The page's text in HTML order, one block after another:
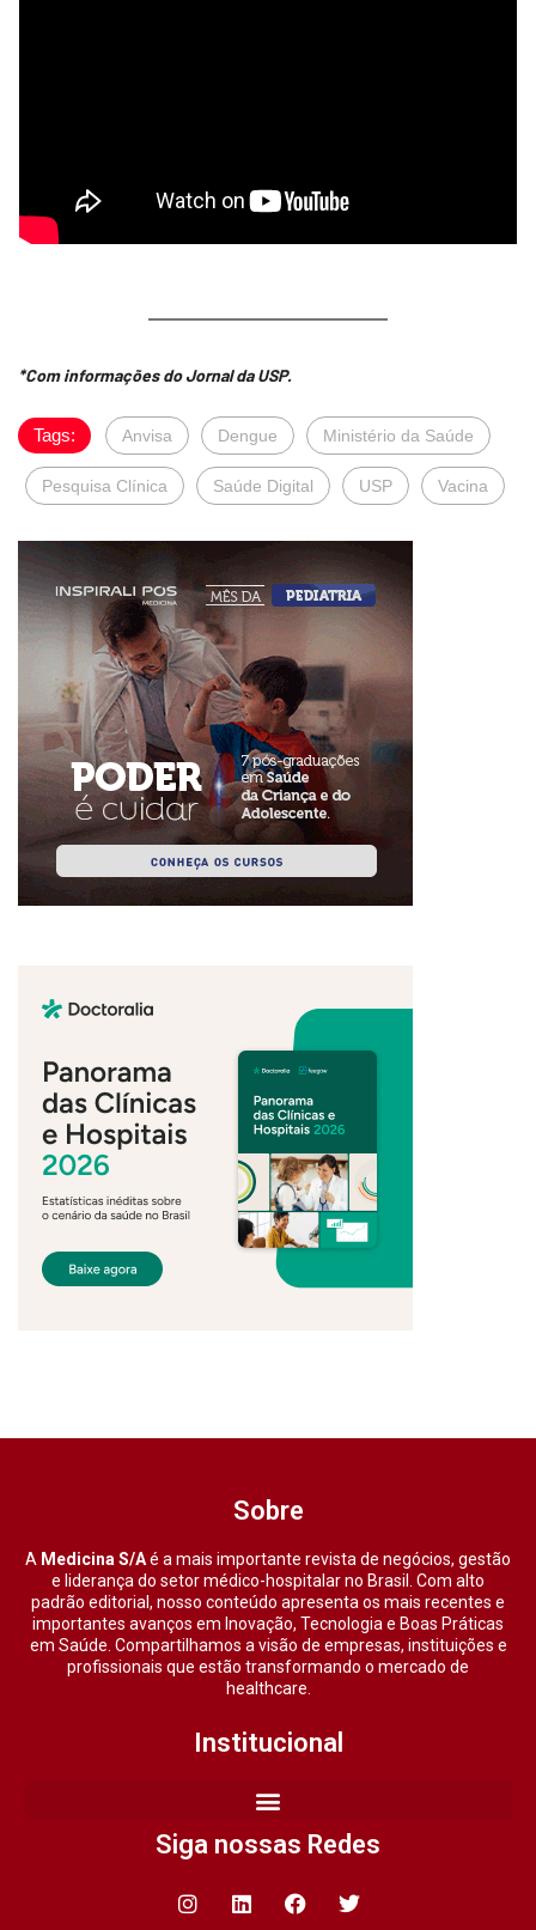
*Com informações do Jornal da USP.
Tags: Anvisa Dengue Ministério da Saúde
Pesquisa Clínica Saúde Digital USP Vacina
Sobre
A Medicina S/Aé a mais importante revista de negócios, gestão
e liderança do setor médico-hospitalar no Brasil. Com alto
padrão editorial, nosso conteúdo apresenta os mais recentes e
importantes avanços em Inovação, Tecnologia e Boas Práticas
em Saúde. Compartilhamos a visão de empresas, instituições e
profissionais que estão transformando o mercado de
healthcare.
Institucional
Siga nossas Redes